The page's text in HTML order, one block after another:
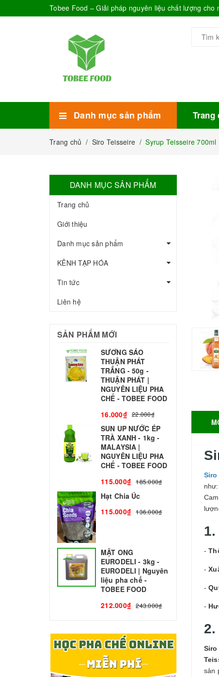
Tobee Food – Giải pháp nguyên liệu chất lượng cho
Danh mục sản phẩm Trang
Trang chủ / Siro Teisseire / Syrup Teisseire 700ml
Siro
như:
-
-
-
-
Siro
sản
DANH MỤC SẢN PHẨM
Trang chủ
Giới thiệu
Danh mục sản phẩm
KÊNH TẠP HÓA
Tin tức
Liên hệ
SẢN PHẨM MỚI
SƯƠNG SÁO
THUẬN PHÁT
TRẮNG - 50g -
THUẬN PHÁT |
NGUYÊN LIỆU PHA
CHẾ - TOBEE FOOD
16.000₫ 22.000₫
SUN UP NƯỚC ÉP
TRÀ XANH - 1kg -
MALAYSIA |
NGUYÊN LIỆU PHA
CHẾ - TOBEE FOOD
115.000₫
185.000₫
Hạt Chia Úc
115.000₫
136.000₫
MẬT ONG
EURODELI - 3kg -
EURODELI | Nguyên
liệu pha chế -
TOBEE FOOD
212.000₫
243.000₫